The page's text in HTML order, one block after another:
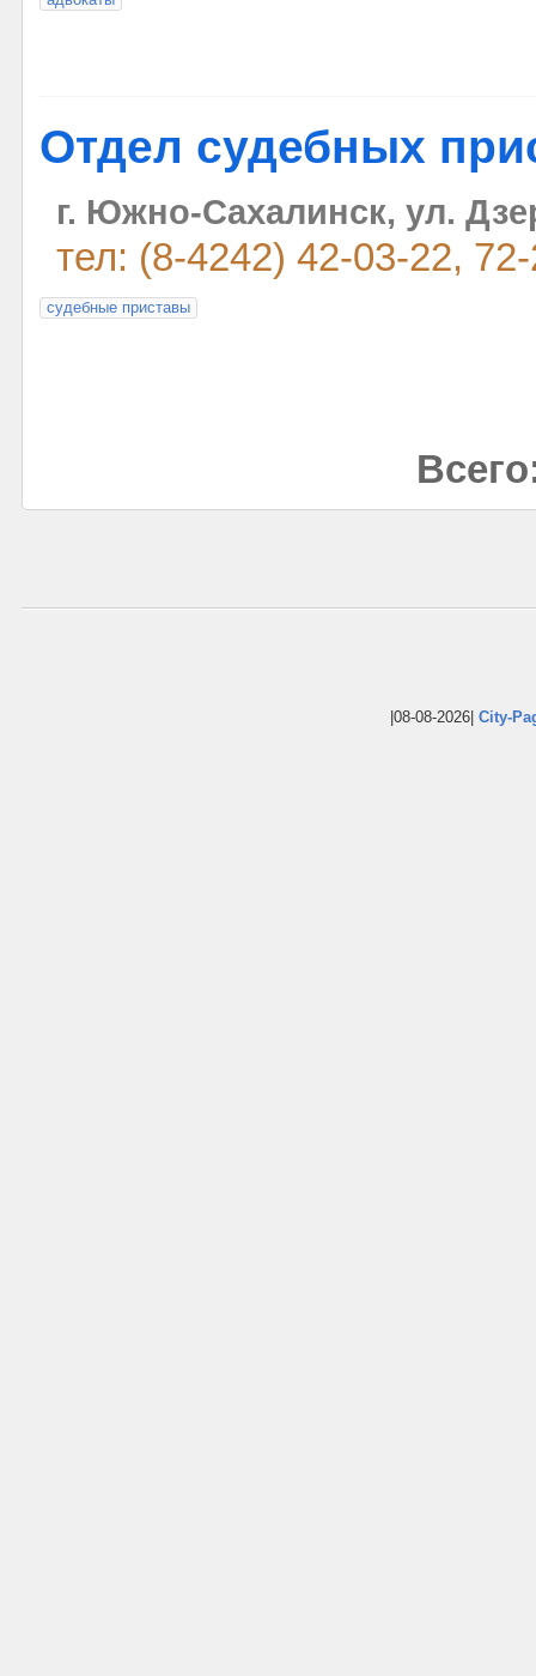
Отдел судебных
г. Южно-Сахалинск, ул.
тел: (8-4242) 42-03-22,
судебные приставы
|08-08-2026| City-